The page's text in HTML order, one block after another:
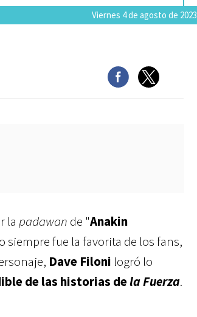
Viernes 4 de agosto de 2023
la padawan de "Anakin
siempre fue la favorita de los fans,
Dave Filoni logró lo
de las historias dela Fuerza.